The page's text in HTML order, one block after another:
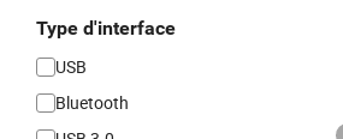
Type d'interface
USB
Bluetooth